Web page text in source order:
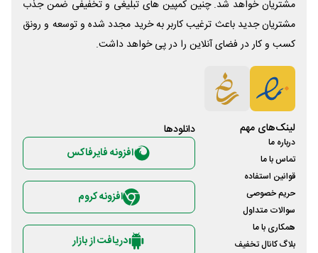
مشتریان خواهد شد. چنین کمپین های تبلیغی و تخفیفی ضمن جذب
مشتریان جدید باعث ترغیب کاربر به خرید مجدد شده و توسعه و رونق
کسب و کار در فضای آنلاین را در پی خواهد داشت.
لینک‌های مهم
درباره ما
تماس با ما
قوانین استفاده
حریم خصوصی
سوالات متداول
همکاری با ما
بلاگ کانال تخفیف
دانلود‌ها
افزونه فایرفاکس
افزونه کروم
دریافت از بازار